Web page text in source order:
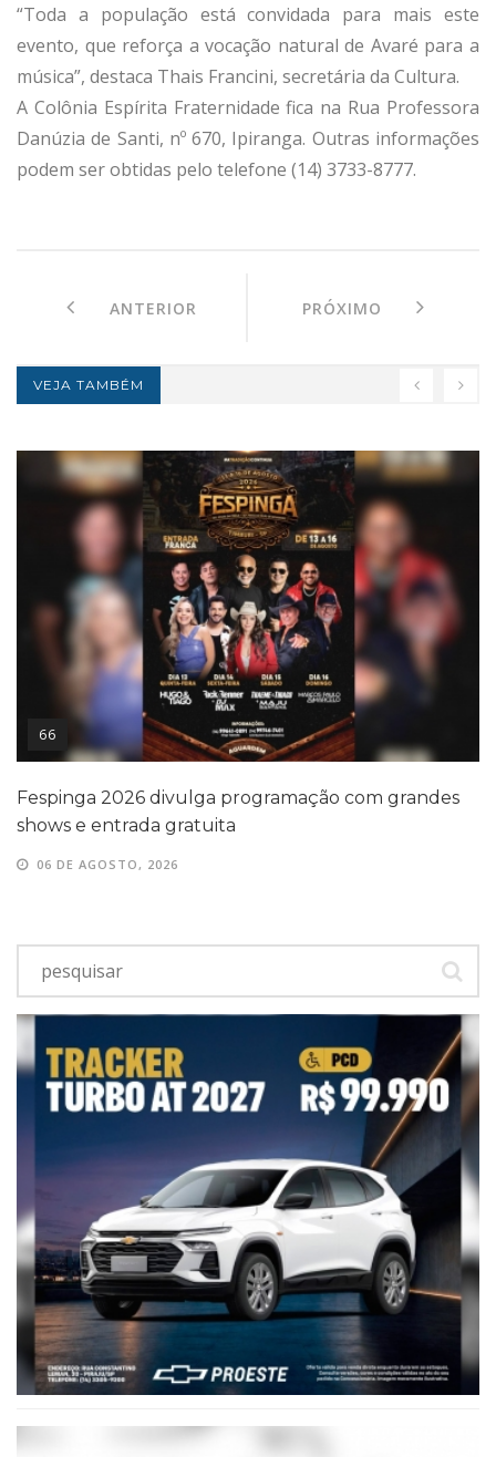
“Toda a população está convidada para mais este
evento, que reforça a vocação natural de Avaré para a
música”, destaca Thais Francini, secretária da Cultura.
A Colônia Espírita Fraternidade fica na Rua Professora
Danúzia de Santi, nº 670, Ipiranga. Outras informações
podem ser obtidas pelo telefone (14) 3733-8777.
ANTERIOR PRÓXIMO
VEJA TAMBÉM
66
Fespinga 2026 divulga programação com grandes
shows e entrada gratuita
06 DE AGOSTO, 2026